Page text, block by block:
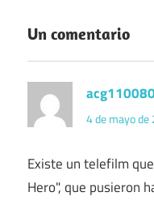
Un comentario
acg110080
4 de mayo
Existe un telefilm
Hero", que pusieron